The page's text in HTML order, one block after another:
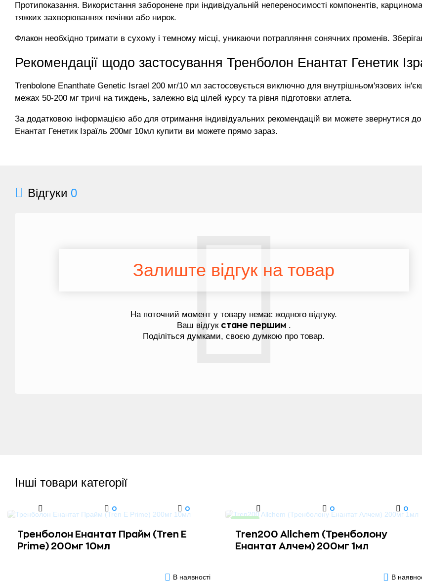
Протипоказання. Використання заборонене при індивідуальній непереносимості компонентів,
тяжких захворюваннях печінки або нирок.
Флакон необхідно тримати в сухому і темному місці, уникаючи потрапляння сонячних променів.
Рекомендації щодо застосування Тренболон Енантат Генетик
Trenbolone Enanthate Genetic Israel 200 мг/10 мл застосовується виключно для внутрішньом'язових
межах 50-200 мг тричі на тиждень, залежно від цілей курсу та рівня підготовки атлета.
За додатковою інформацією або для отримання індивідуальних рекомендацій ви можете звернутися
Енантат Генетик Ізраїль 200мг 10мл купити ви можете прямо зараз.
Відгуки 0
Залиште відгук на товар
На поточний момент у товару немає жодного відгуку.
Ваш відгук стане першим .
Поділіться думками, своєю думкою про товар.
Інші товари категорії
0 0
Тренболон Енантат Прайм (Tren E
Prime) 200мг 10мл
В наявності
Новинка
0 0
Tren200 Allchem (Тренболону
Енантат Алчем) 200мг 1мл
В